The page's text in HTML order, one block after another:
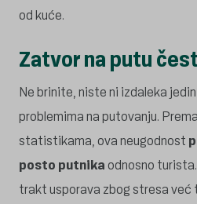
od kuće.
Zatvor na putu
Ne brinite, niste ni izdaleka
problemima na putovanju.
statistikama, ova neugodnost
posto putnikaodnosno
trakt usporava zbog stresa već